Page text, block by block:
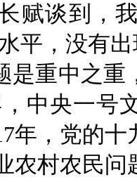
赋谈到，
平，没有
重中之重
，中央一号
年，党的
农村农民